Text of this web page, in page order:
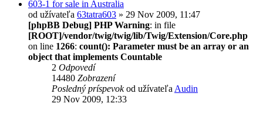
603-1 for sale in Australia
od užívateľa 63tatra603 » 29 Nov 2009, 11:47
[phpBB Debug] PHP Warning: in file
[ROOT]/vendor/twig/twig/lib/Twig/Extension/Core.php
on line 1266: count(): Parameter must be an array or an
object that implements Countable
2 Odpovedí
14480 Zobrazení
Posledný príspevokod užívateľa Audin
29 Nov 2009, 12:33